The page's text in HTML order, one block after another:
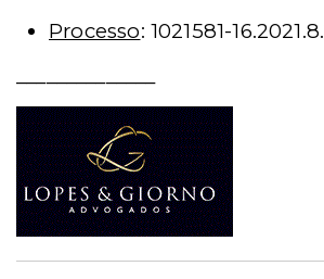
Processo: 1021581-